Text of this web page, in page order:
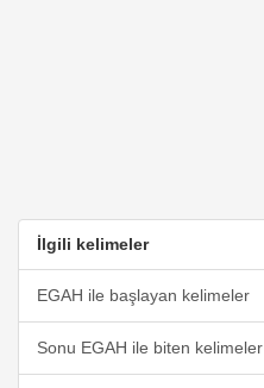
İlgili kelimeler
EGAH ile başlayan kelimeler
Sonu EGAH ile biten kelimeler